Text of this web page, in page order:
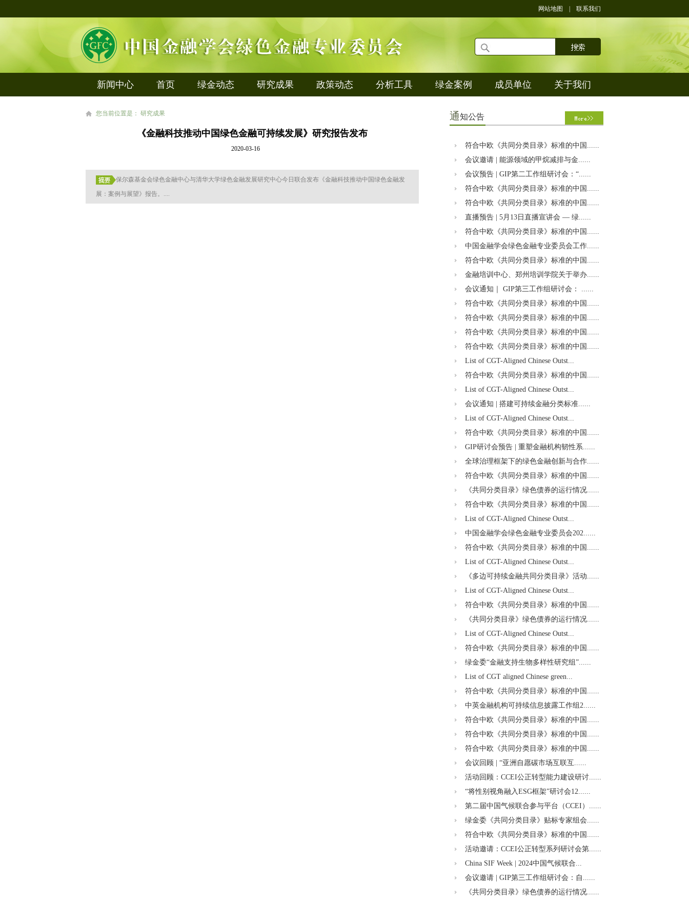
网站地图 联系我们
新闻中心 首页 绿金动态 研究成果 政策动态 分析工具 绿金案例 成员单位 关于我们
您当前位置是： 研究成果
《金融科技推动中国绿色金融可持续发展》研究报告发布
2020-03-16
保尔森基金会绿色金融中心与清华大学绿色金融发展研究中心今日联合发布《金融科技推动中国绿色金融发
展：案例与展望》报告。....
通知公告
符合中欧《共同分类目录》标准的中国......
会议邀请 | 能源领域的甲烷减排与金......
会议预告 | GIP第二工作组研讨会：“......
符合中欧《共同分类目录》标准的中国......
符合中欧《共同分类目录》标准的中国......
直播预告 | 5月13日直播宣讲会 — 绿......
符合中欧《共同分类目录》标准的中国......
中国金融学会绿色金融专业委员会工作......
符合中欧《共同分类目录》标准的中国......
金融培训中心、郑州培训学院关于举办......
会议通知｜ GIP第三工作组研讨会： ......
符合中欧《共同分类目录》标准的中国......
符合中欧《共同分类目录》标准的中国......
符合中欧《共同分类目录》标准的中国......
符合中欧《共同分类目录》标准的中国......
List of CGT-Aligned Chinese Outst...
符合中欧《共同分类目录》标准的中国......
List of CGT-Aligned Chinese Outst...
会议通知 | 搭建可持续金融分类标准......
List of CGT-Aligned Chinese Outst...
符合中欧《共同分类目录》标准的中国......
GIP研讨会预告 | 重塑金融机构韧性系......
全球治理框架下的绿色金融创新与合作......
符合中欧《共同分类目录》标准的中国......
《共同分类目录》绿色债券的运行情况......
符合中欧《共同分类目录》标准的中国......
List of CGT-Aligned Chinese Outst...
中国金融学会绿色金融专业委员会202......
符合中欧《共同分类目录》标准的中国......
List of CGT-Aligned Chinese Outst...
《多边可持续金融共同分类目录》活动......
List of CGT-Aligned Chinese Outst...
符合中欧《共同分类目录》标准的中国......
《共同分类目录》绿色债券的运行情况......
List of CGT-Aligned Chinese Outst...
符合中欧《共同分类目录》标准的中国......
绿金委“金融支持生物多样性研究组”......
List of CGT aligned Chinese green...
符合中欧《共同分类目录》标准的中国......
中英金融机构可持续信息披露工作组2......
符合中欧《共同分类目录》标准的中国......
符合中欧《共同分类目录》标准的中国......
符合中欧《共同分类目录》标准的中国......
会议回顾 | “亚洲自愿碳市场互联互......
活动回顾：CCEI公正转型能力建设研讨......
“将性别视角融入ESG框架”研讨会12......
第二届中国气候联合参与平台（CCEI）......
绿金委《共同分类目录》贴标专家组会......
符合中欧《共同分类目录》标准的中国......
活动邀请：CCEI公正转型系列研讨会第......
China SIF Week | 2024中国气候联合...
会议邀请 | GIP第三工作组研讨会：自......
《共同分类目录》绿色债券的运行情况......